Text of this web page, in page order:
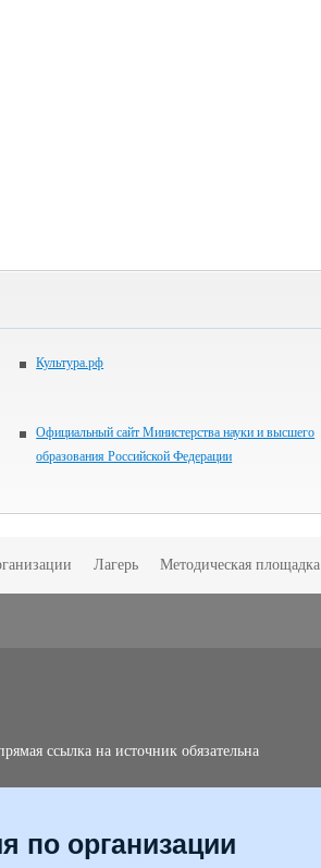
Культура.рф
Официальный сайт Министерства науки и высшего
образования Российской Федерации
Лагерь Методическая площадка
ссылка на источник обязательна
по организации